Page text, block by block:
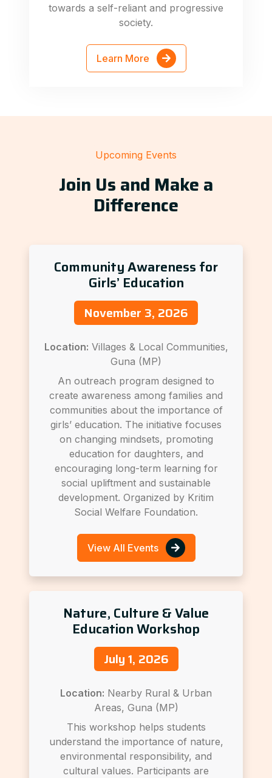
towards a self-reliant and progressive
society.
Learn More
Upcoming Events
Join Us and Make a
Difference
Community Awareness for
Girls’ Education
November 3, 2026
Location: Villages & Local Communities,
Guna (MP)
An outreach program designed to
create awareness among families and
communities about the importance of
girls’ education. The initiative focuses
on changing mindsets, promoting
education for daughters, and
encouraging long-term learning for
social upliftment and sustainable
development. Organized by Kritim
Social Welfare Foundation.
View All Events
Nature, Culture & Value
Education Workshop
July 1, 2026
Location: Nearby Rural & Urban
Areas, Guna (MP)
This workshop helps students
understand the importance of nature,
environmental responsibility, and
cultural values. Participants are